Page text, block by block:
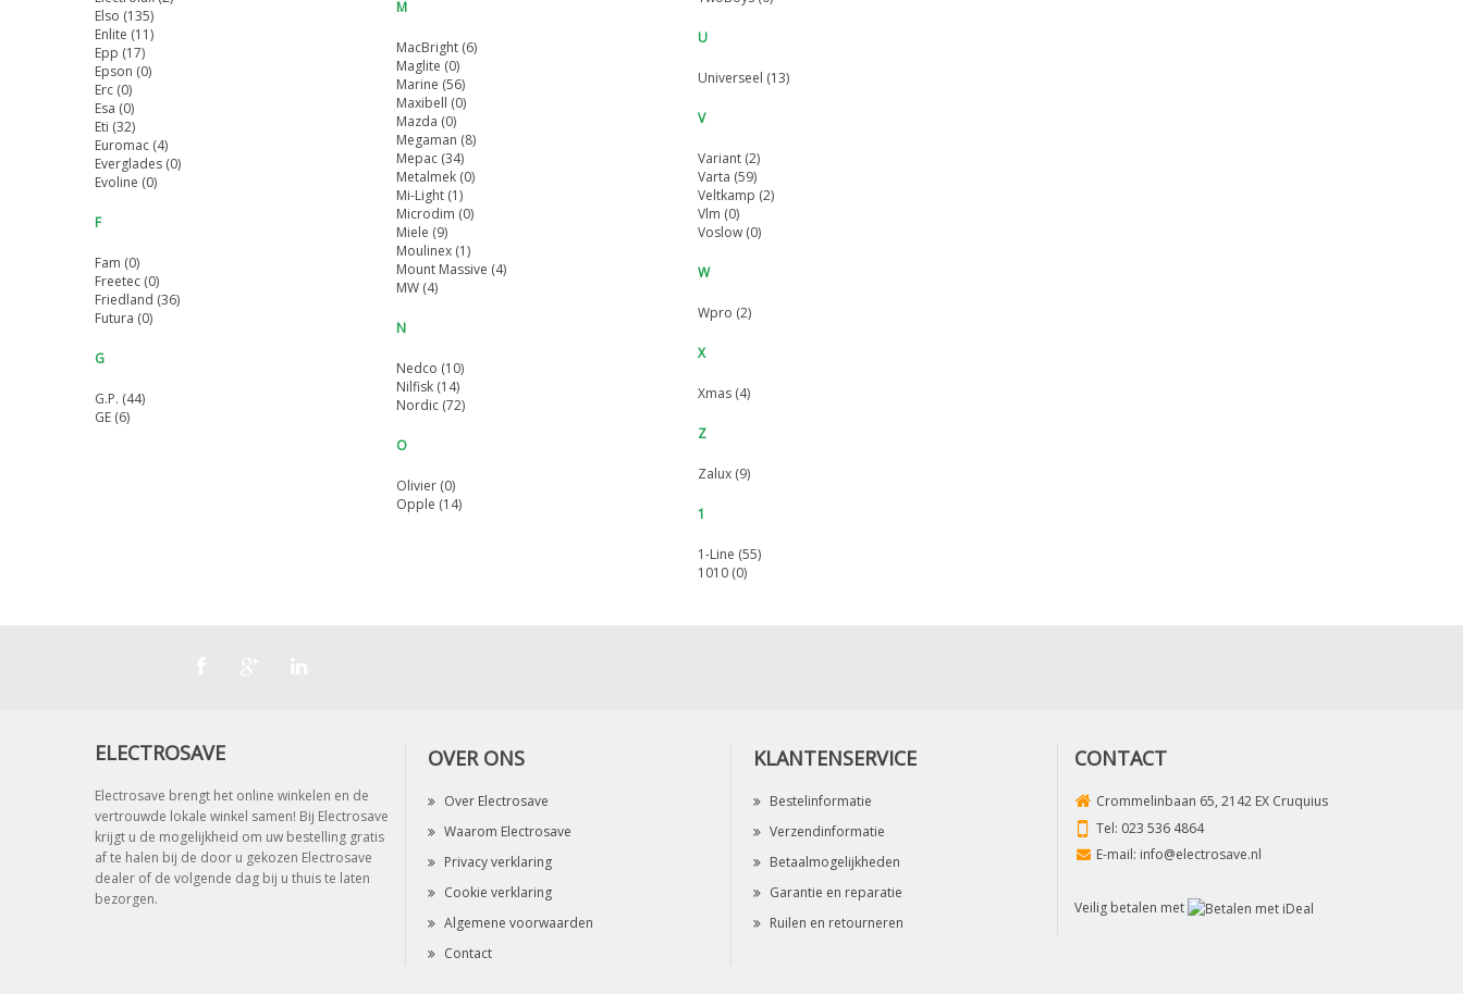
Elso (135)
Enlite (11)
Epp (17)
Epson (0)
Erc (0)
Esa (0)
Eti (32)
Euromac (4)
Everglades (0)
Evoline (0)
F
Fam (0)
Freetec (0)
Friedland (36)
Futura (0)
G
G.P. (44)
GE (6)
M
MacBright (6)
Maglite (0)
Marine (56)
Maxibell (0)
Mazda (0)
Megaman (8)
Mepac (34)
Metalmek (0)
Mi-Light (1)
Microdim (0)
Miele (9)
Moulinex (1)
Mount Massive (4)
MW (4)
N
Nedco (10)
Nilfisk (14)
Nordic (72)
O
Olivier (0)
Opple (14)
U
Universeel (13)
V
Variant (2)
Varta (59)
Veltkamp (2)
Vlm (0)
Voslow (0)
W
Wpro (2)
X
Xmas (4)
Z
Zalux (9)
1
1-Line (55)
1010 (0)
ELECTROSAVE
Electrosave brengt het online winkelen en de
vertrouwde lokale winkel samen! Bij Electrosave
krijgt u de mogelijkheid om uw bestelling gratis
af te halen bij de door u gekozen Electrosave
dealer of de volgende dag bij u thuis te laten
bezorgen.
OVER ONS
Over Electrosave
Waarom Electrosave
Privacy verklaring
Cookie verklaring
Algemene voorwaarden
Contact
KLANTENSERVICE
Bestelinformatie
Verzendinformatie
Betaalmogelijkheden
Garantie en reparatie
Ruilen en retourneren
CONTACT
Crommelinbaan 65, 2142 EX Cruquius
Tel: 023 536 4864
E-mail: info@electrosave.nl
Veilig betalen met